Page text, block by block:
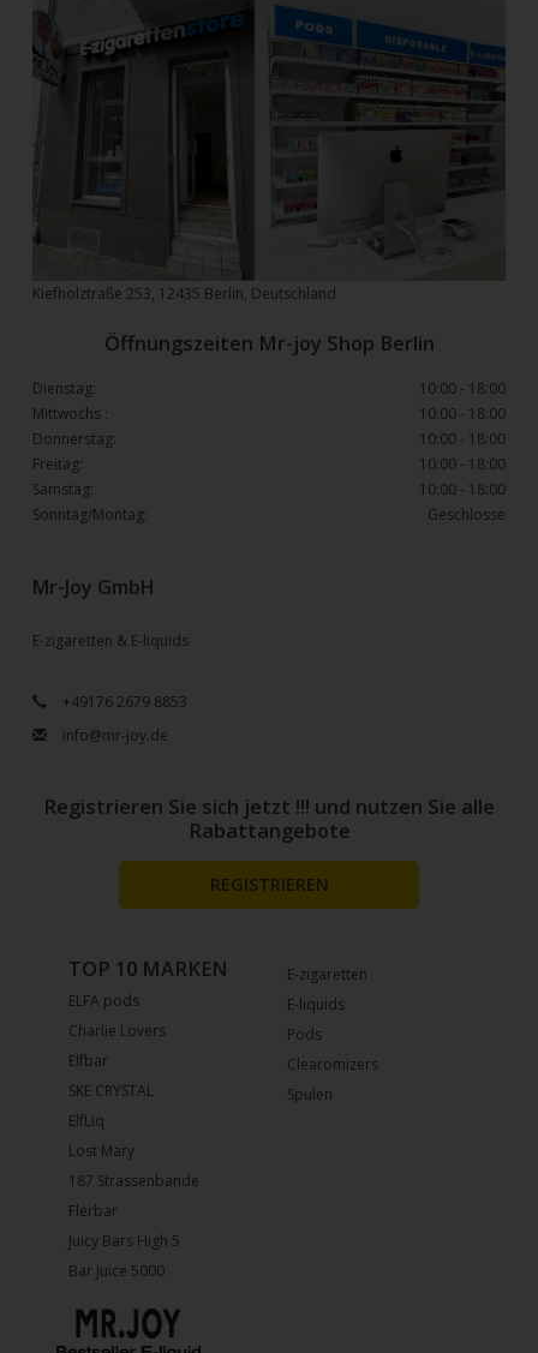
Mr-Joy GmbH
E-zigaretten & E-liquids
+49176 2679 8853
info@mr-joy.de
Kiefholztraße 253, 12435 Berlin, Deutschland
Öffnungszeiten Mr-joy Shop Berlin
Dienstag:
10:00 - 18:00
Mittwochs :
10:00 - 18:00
Donnerstag:
10:00 - 18:00
Freitag:
10:00 - 18:00
Samstag:
10:00 - 18:00
Sonntag/Montag:
Geschlosse
E-zigaretten
E-liquids
Pods
Clearomizers
Spulen
TOP 10 MARKEN
ELFA pods
Charlie Lovers
Elfbar
SKE CRYSTAL
ElfLiq
Lost Mary
187 Strassenbande
Flerbar
Juicy Bars High 5
Bar Juice 5000
Registrieren Sie sich jetzt !!! und nutzen Sie alle
Rabattangebote
REGISTRIEREN